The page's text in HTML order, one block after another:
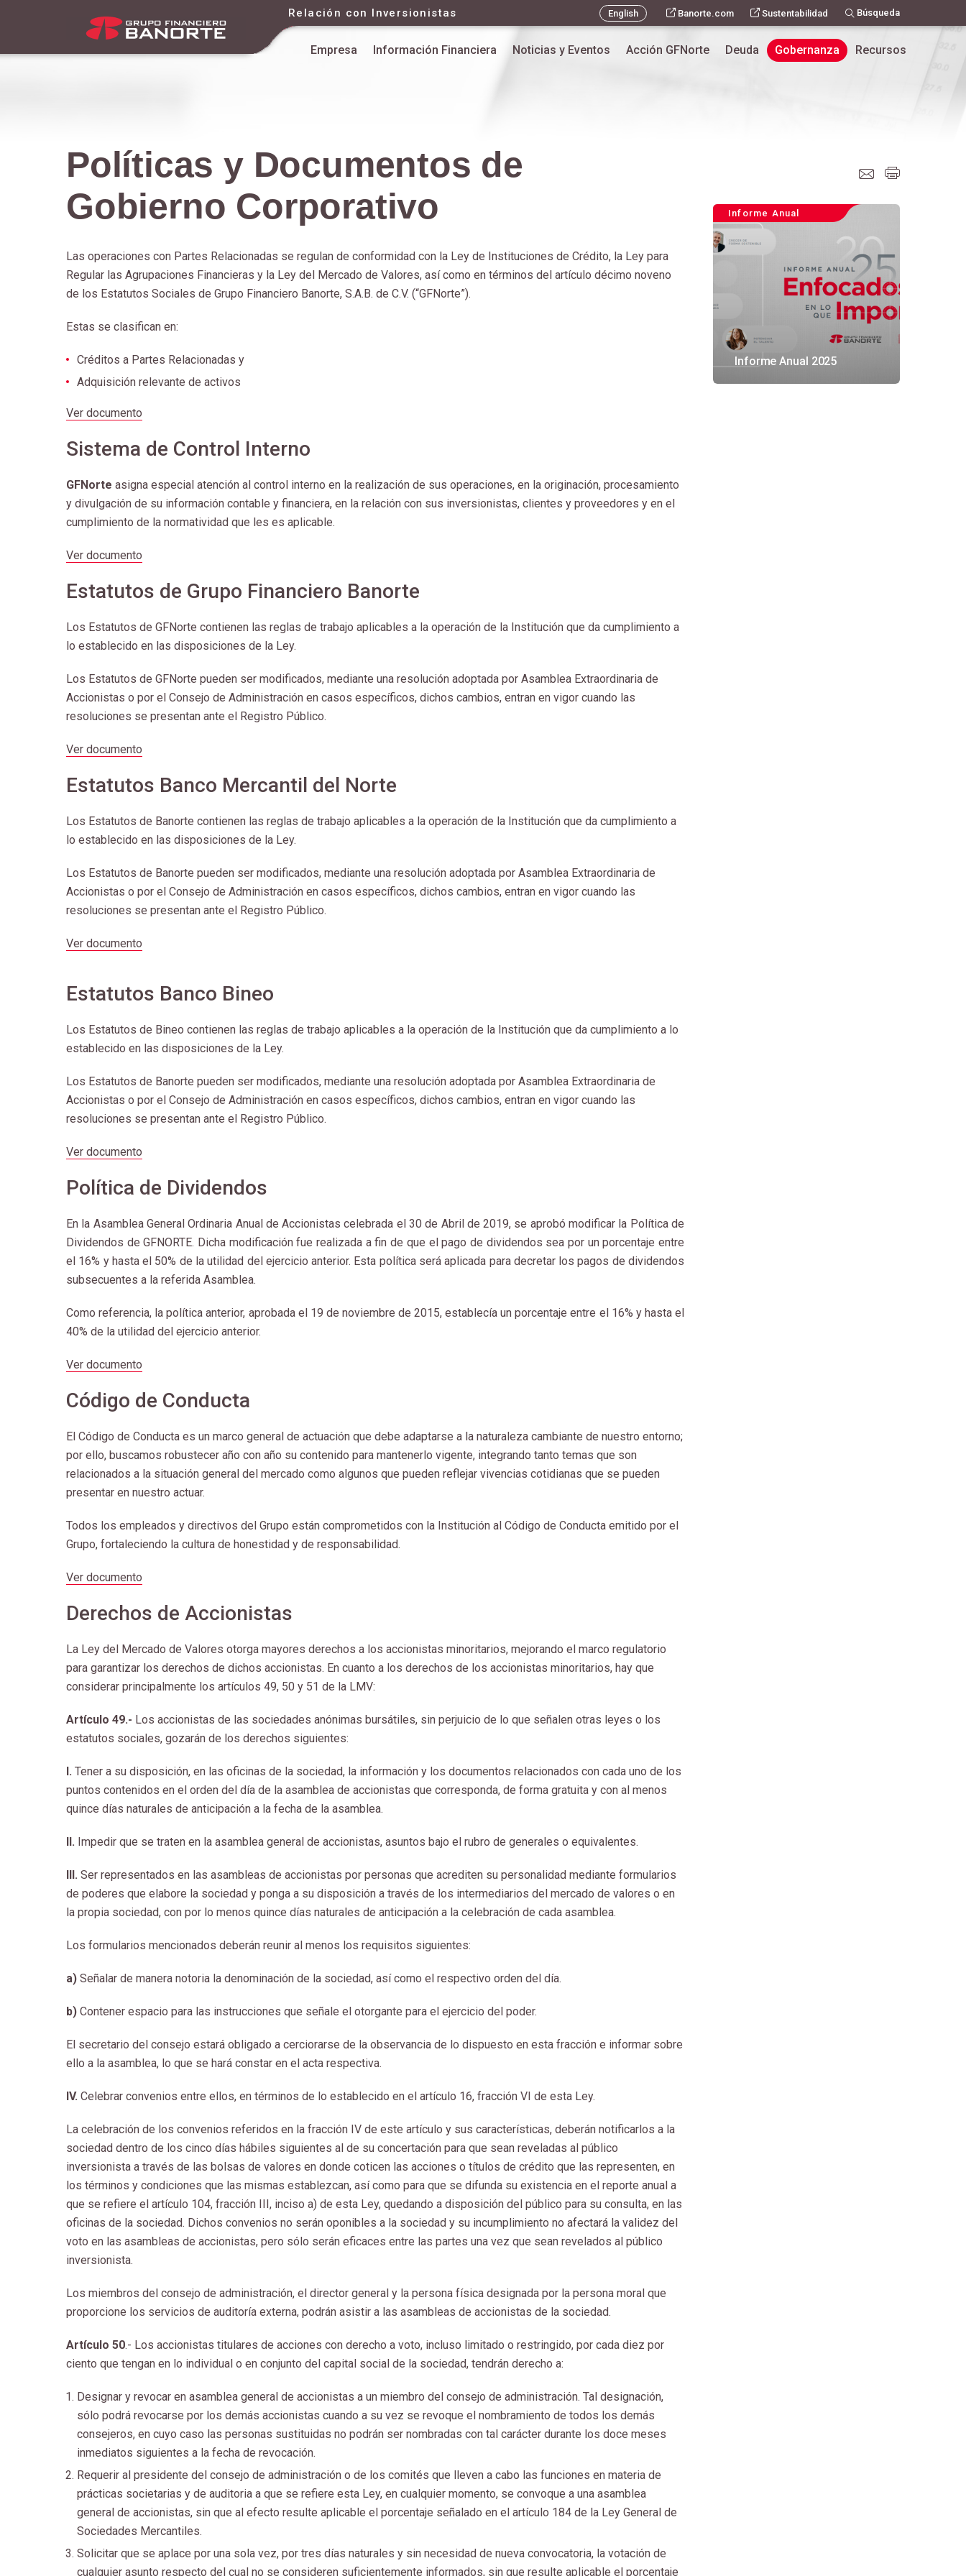
Relación con Inversionistas English Banorte.com Sustentabilidad Búsqueda
Empresa Información Financiera Noticias y Eventos Acción GFNorte Deuda Gobernanza Recursos
Políticas y Documentos de
Gobierno Corporativo
Las operaciones con Partes Relacionadas se regulan de conformidad con la Ley de Instituciones de Crédito, la Ley para
Regular las Agrupaciones Financieras y la Ley del Mercado de Valores, así como en términos del artículo décimo noveno
de los Estatutos Sociales de Grupo Financiero Banorte, S.A.B. de C.V. (“GFNorte”).
Estas se clasifican en:
Créditos a Partes Relacionadas y
Adquisición relevante de activos
Ver documento
Sistema de Control Interno
GFNorte asigna especial atención al control interno en la realización de sus operaciones, en la originación, procesamiento
y divulgación de su información contable y financiera, en la relación con sus inversionistas, clientes y proveedores y en el
cumplimiento de la normatividad que les es aplicable.
Ver documento
Estatutos de Grupo Financiero Banorte
Los Estatutos de GFNorte contienen las reglas de trabajo aplicables a la operación de la Institución que da cumplimiento a
lo establecido en las disposiciones de la Ley.
Los Estatutos de GFNorte pueden ser modificados, mediante una resolución adoptada por Asamblea Extraordinaria de
Accionistas o por el Consejo de Administración en casos específicos, dichos cambios, entran en vigor cuando las
resoluciones se presentan ante el Registro Público.
Ver documento
Estatutos Banco Mercantil del Norte
Los Estatutos de Banorte contienen las reglas de trabajo aplicables a la operación de la Institución que da cumplimiento a
lo establecido en las disposiciones de la Ley.
Los Estatutos de Banorte pueden ser modificados, mediante una resolución adoptada por Asamblea Extraordinaria de
Accionistas o por el Consejo de Administración en casos específicos, dichos cambios, entran en vigor cuando las
resoluciones se presentan ante el Registro Público.
Ver documento
Estatutos Banco Bineo
Los Estatutos de Bineo contienen las reglas de trabajo aplicables a la operación de la Institución que da cumplimiento a lo
establecido en las disposiciones de la Ley.
Los Estatutos de Banorte pueden ser modificados, mediante una resolución adoptada por Asamblea Extraordinaria de
Accionistas o por el Consejo de Administración en casos específicos, dichos cambios, entran en vigor cuando las
resoluciones se presentan ante el Registro Público.
Ver documento
Política de Dividendos
En la Asamblea General Ordinaria Anual de Accionistas celebrada el 30 de Abril de 2019, se aprobó modificar la Política de
Dividendos de GFNORTE. Dicha modificación fue realizada a fin de que el pago de dividendos sea por un porcentaje entre
el 16% y hasta el 50% de la utilidad del ejercicio anterior. Esta política será aplicada para decretar los pagos de dividendos
subsecuentes a la referida Asamblea.
Como referencia, la política anterior, aprobada el 19 de noviembre de 2015, establecía un porcentaje entre el 16% y hasta el
40% de la utilidad del ejercicio anterior.
Ver documento
Código de Conducta
El Código de Conducta es un marco general de actuación que debe adaptarse a la naturaleza cambiante de nuestro entorno;
por ello, buscamos robustecer año con año su contenido para mantenerlo vigente, integrando tanto temas que son
relacionados a la situación general del mercado como algunos que pueden reflejar vivencias cotidianas que se pueden
presentar en nuestro actuar.
Todos los empleados y directivos del Grupo están comprometidos con la Institución al Código de Conducta emitido por el
Grupo, fortaleciendo la cultura de honestidad y de responsabilidad.
Ver documento
Derechos de Accionistas
La Ley del Mercado de Valores otorga mayores derechos a los accionistas minoritarios, mejorando el marco regulatorio
para garantizar los derechos de dichos accionistas. En cuanto a los derechos de los accionistas minoritarios, hay que
considerar principalmente los artículos 49, 50 y 51 de la LMV:
Artículo 49.- Los accionistas de las sociedades anónimas bursátiles, sin perjuicio de lo que señalen otras leyes o los
estatutos sociales, gozarán de los derechos siguientes:
I. Tener a su disposición, en las oficinas de la sociedad, la información y los documentos relacionados con cada uno de los
puntos contenidos en el orden del día de la asamblea de accionistas que corresponda, de forma gratuita y con al menos
quince días naturales de anticipación a la fecha de la asamblea.
II. Impedir que se traten en la asamblea general de accionistas, asuntos bajo el rubro de generales o equivalentes.
III. Ser representados en las asambleas de accionistas por personas que acrediten su personalidad mediante formularios
de poderes que elabore la sociedad y ponga a su disposición a través de los intermediarios del mercado de valores o en
la propia sociedad, con por lo menos quince días naturales de anticipación a la celebración de cada asamblea.
Los formularios mencionados deberán reunir al menos los requisitos siguientes:
a) Señalar de manera notoria la denominación de la sociedad, así como el respectivo orden del día.
b) Contener espacio para las instrucciones que señale el otorgante para el ejercicio del poder.
El secretario del consejo estará obligado a cerciorarse de la observancia de lo dispuesto en esta fracción e informar sobre
ello a la asamblea, lo que se hará constar en el acta respectiva.
IV. Celebrar convenios entre ellos, en términos de lo establecido en el artículo 16, fracción VI de esta Ley.
La celebración de los convenios referidos en la fracción IV de este artículo y sus características, deberán notificarlos a la
sociedad dentro de los cinco días hábiles siguientes al de su concertación para que sean reveladas al público
inversionista a través de las bolsas de valores en donde coticen las acciones o títulos de crédito que las representen, en
los términos y condiciones que las mismas establezcan, así como para que se difunda su existencia en el reporte anual a
que se refiere el artículo 104, fracción III, inciso a) de esta Ley, quedando a disposición del público para su consulta, en las
oficinas de la sociedad. Dichos convenios no serán oponibles a la sociedad y su incumplimiento no afectará la validez del
voto en las asambleas de accionistas, pero sólo serán eficaces entre las partes una vez que sean revelados al público
inversionista.
Los miembros del consejo de administración, el director general y la persona física designada por la persona moral que
proporcione los servicios de auditoría externa, podrán asistir a las asambleas de accionistas de la sociedad.
Artículo 50.- Los accionistas titulares de acciones con derecho a voto, incluso limitado o restringido, por cada diez por
ciento que tengan en lo individual o en conjunto del capital social de la sociedad, tendrán derecho a:
Designar y revocar en asamblea general de accionistas a un miembro del consejo de administración. Tal designación,
sólo podrá revocarse por los demás accionistas cuando a su vez se revoque el nombramiento de todos los demás
consejeros, en cuyo caso las personas sustituidas no podrán ser nombradas con tal carácter durante los doce meses
inmediatos siguientes a la fecha de revocación.
Requerir al presidente del consejo de administración o de los comités que lleven a cabo las funciones en materia de
prácticas societarias y de auditoria a que se refiere esta Ley, en cualquier momento, se convoque a una asamblea
general de accionistas, sin que al efecto resulte aplicable el porcentaje señalado en el artículo 184 de la Ley General de
Sociedades Mercantiles.
Solicitar que se aplace por una sola vez, por tres días naturales y sin necesidad de nueva convocatoria, la votación de
cualquier asunto respecto del cual no se consideren suficientemente informados, sin que resulte aplicable el porcentaje
Informe Anual
Informe Anual 2025